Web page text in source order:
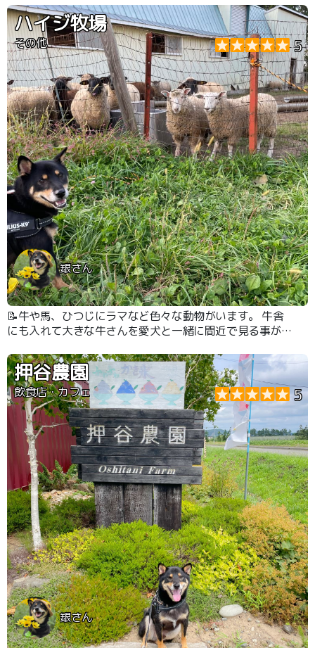
ハイジ牧場
その他 5
銀さん
📝牛や馬、ひつじにラマなど色々な動物がいます。 牛舎
にも入れて大きな牛さんを愛犬と一緒に間近で見る事が出
り、お子様と一緒に体験出来るプチイベントもあるので愛
犬も一緒に、家族みんなで楽しめます✨
押谷農園
飲食店・カフェ 5
銀さん